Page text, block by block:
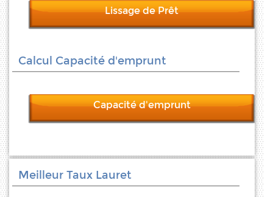
Lissage de Prêt
Calcul Capacité d'emprunt
Capacité d'emprunt
Meilleur Taux Lauret